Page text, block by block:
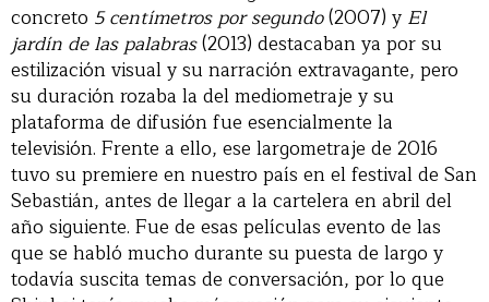
concreto 5 centímetros por segundo(2007) y El
jardín de las palabras(2013) destacaban ya por su
estilización visual y su narración extravagante, pero
su duración rozaba la del mediometraje y su
plataforma de difusión fue esencialmente la
televisión. Frente a ello, ese largometraje de 2016
tuvo su premiere en nuestro país en el festival de San
Sebastián, antes de llegar a la cartelera en abril del
año siguiente. Fue de esas películas evento de las
que se habló mucho durante su puesta de largo y
todavía suscita temas de conversación, por lo que